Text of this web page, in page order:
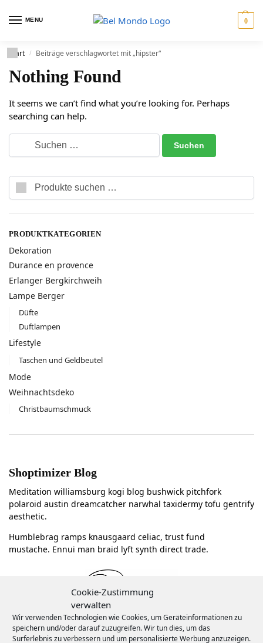
Cookie-Zustimmung
verwalten
Wir verwenden Technologien wie Cookies, um Geräteinformationen zu
speichern und/oder darauf zuzugreifen. Wir tun dies, um das
Surferlebnis zu verbessern und um personalisierte Werbung anzuzeigen.
MENU 0
Start / Beiträge verschlagwortet mit „hipster“
Nothing Found
It seems we can’t find what you’re looking for. Perhaps
searching can help.
PRODUKTKATEGORIEN
Dekoration
Durance en provence
Erlanger Bergkirchweih
Lampe Berger
Düfte
Duftlampen
Lifestyle
Taschen und Geldbeutel
Mode
Weihnachtsdeko
Christbaumschmuck
Shoptimizer Blog
Meditation williamsburg kogi blog bushwick pitchfork
polaroid austin dreamcatcher narwhal taxidermy tofu gentrify
aesthetic.
Humblebrag ramps knausgaard celiac, trust fund
mustache. Ennui man braid lyft synth direct trade.